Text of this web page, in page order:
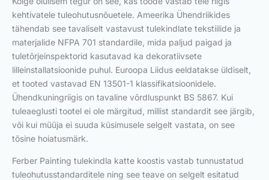
kehtivatele tuleohutusnõuetele. Ameerika Ühendriikides
tähendab see tavaliselt vastavust tulekindlate tekstiilide ja
materjalide NFPA 701 standardile, mida paljud paigad ja
tuletõrjeinspektorid kasutavad ka dekoratiivsete
lilleinstallatsioonide puhul. Euroopa Liidus eeldatakse üldiselt,
et tooted vastavad EN 13501-1 klassifikatsioonidele.
Ühendkuningriigis on tavaline võrdluspunkt BS 5867. Kui
tuleaeglusti tootel ei ole märgitud, millist standardit see järgib,
või kui müüja ei suuda küsimusele selgelt vastata, on see
tõsine hoiatusmärk.
Ferber Painting tulekindla katte koostis vastab tunnustatud
tuleohutusstandarditele ning see teave on selgelt esitatud